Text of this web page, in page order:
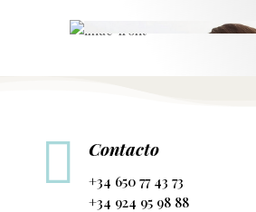
 Contacto
+34 650 77 43 73
+34 924 95 98 88